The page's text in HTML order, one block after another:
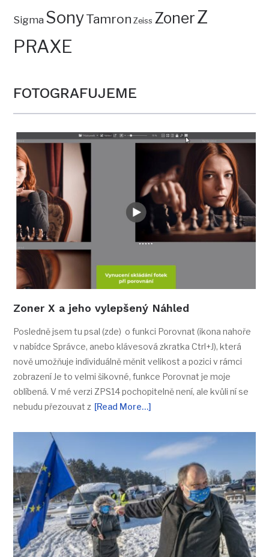
Sigma SonyTamron Zeiss ZonerZ
PRAXE
FOTOGRAFUJEME
Zoner X a jeho vylepšený Náhled
Posledně jsem tu psal (zde) o funkci Porovnat (ikona nahoře
v nabídce Správce, anebo klávesová zkratka Ctrl+J), která
nově umožňuje individuálně měnit velikost a pozici v rámci
zobrazení Je to velmi šikovné, funkce Porovnat je moje
oblíbená. V mé verzi ZPS14 pochopitelně není, ale kvůli ní se
nebudu přezouvat z [Read More…]